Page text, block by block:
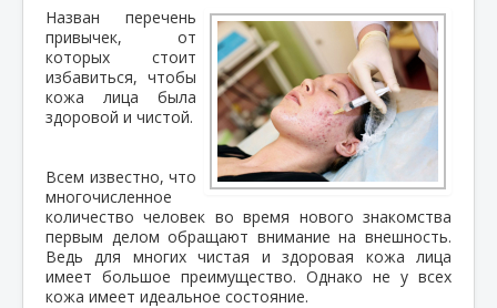
Назван перечень
привычек, от
которых стоит
избавиться, чтобы
кожа лица была
здоровой и чистой.
Всем известно, что
многочисленное
количество человек во время нового знакомства
первым делом обращают внимание на внешность.
Ведь для многих чистая и здоровая кожа лица
имеет большое преимущество. Однако не у всех
кожа имеет идеальное состояние.